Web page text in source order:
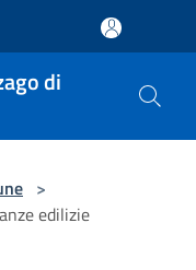
di
>
edilizie